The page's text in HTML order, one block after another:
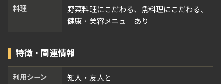
料理
野菜料理にこだわる、魚料理にこだわる、
健康・美容メニューあり
特徴・関連情報
利用シーン
知人・友人と